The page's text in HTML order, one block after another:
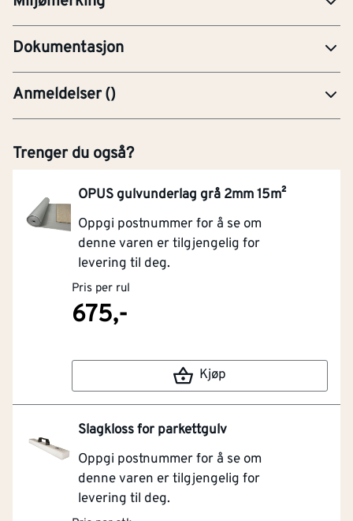
Dokumentasjon
YTE-Ytelseserklæring (CE-merking)
Anmeldelser()
Trenger du også?
OPUS gulvunderlag grå 2mm 15m²
Oppgi postnummer for å se om
denne varen er tilgjengelig for
levering til deg.
Pris per rul
675,-
Kjøp
Slagkloss for parkettgulv
Oppgi postnummer for å se om
denne varen er tilgjengelig for
levering til deg.